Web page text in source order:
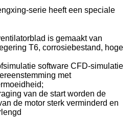
serie heeft een speciale
is gemaakt van
T6, corrosiebestand, hoge
software CFD-simulatie
met
van de start worden de
de motor sterk verminderd en